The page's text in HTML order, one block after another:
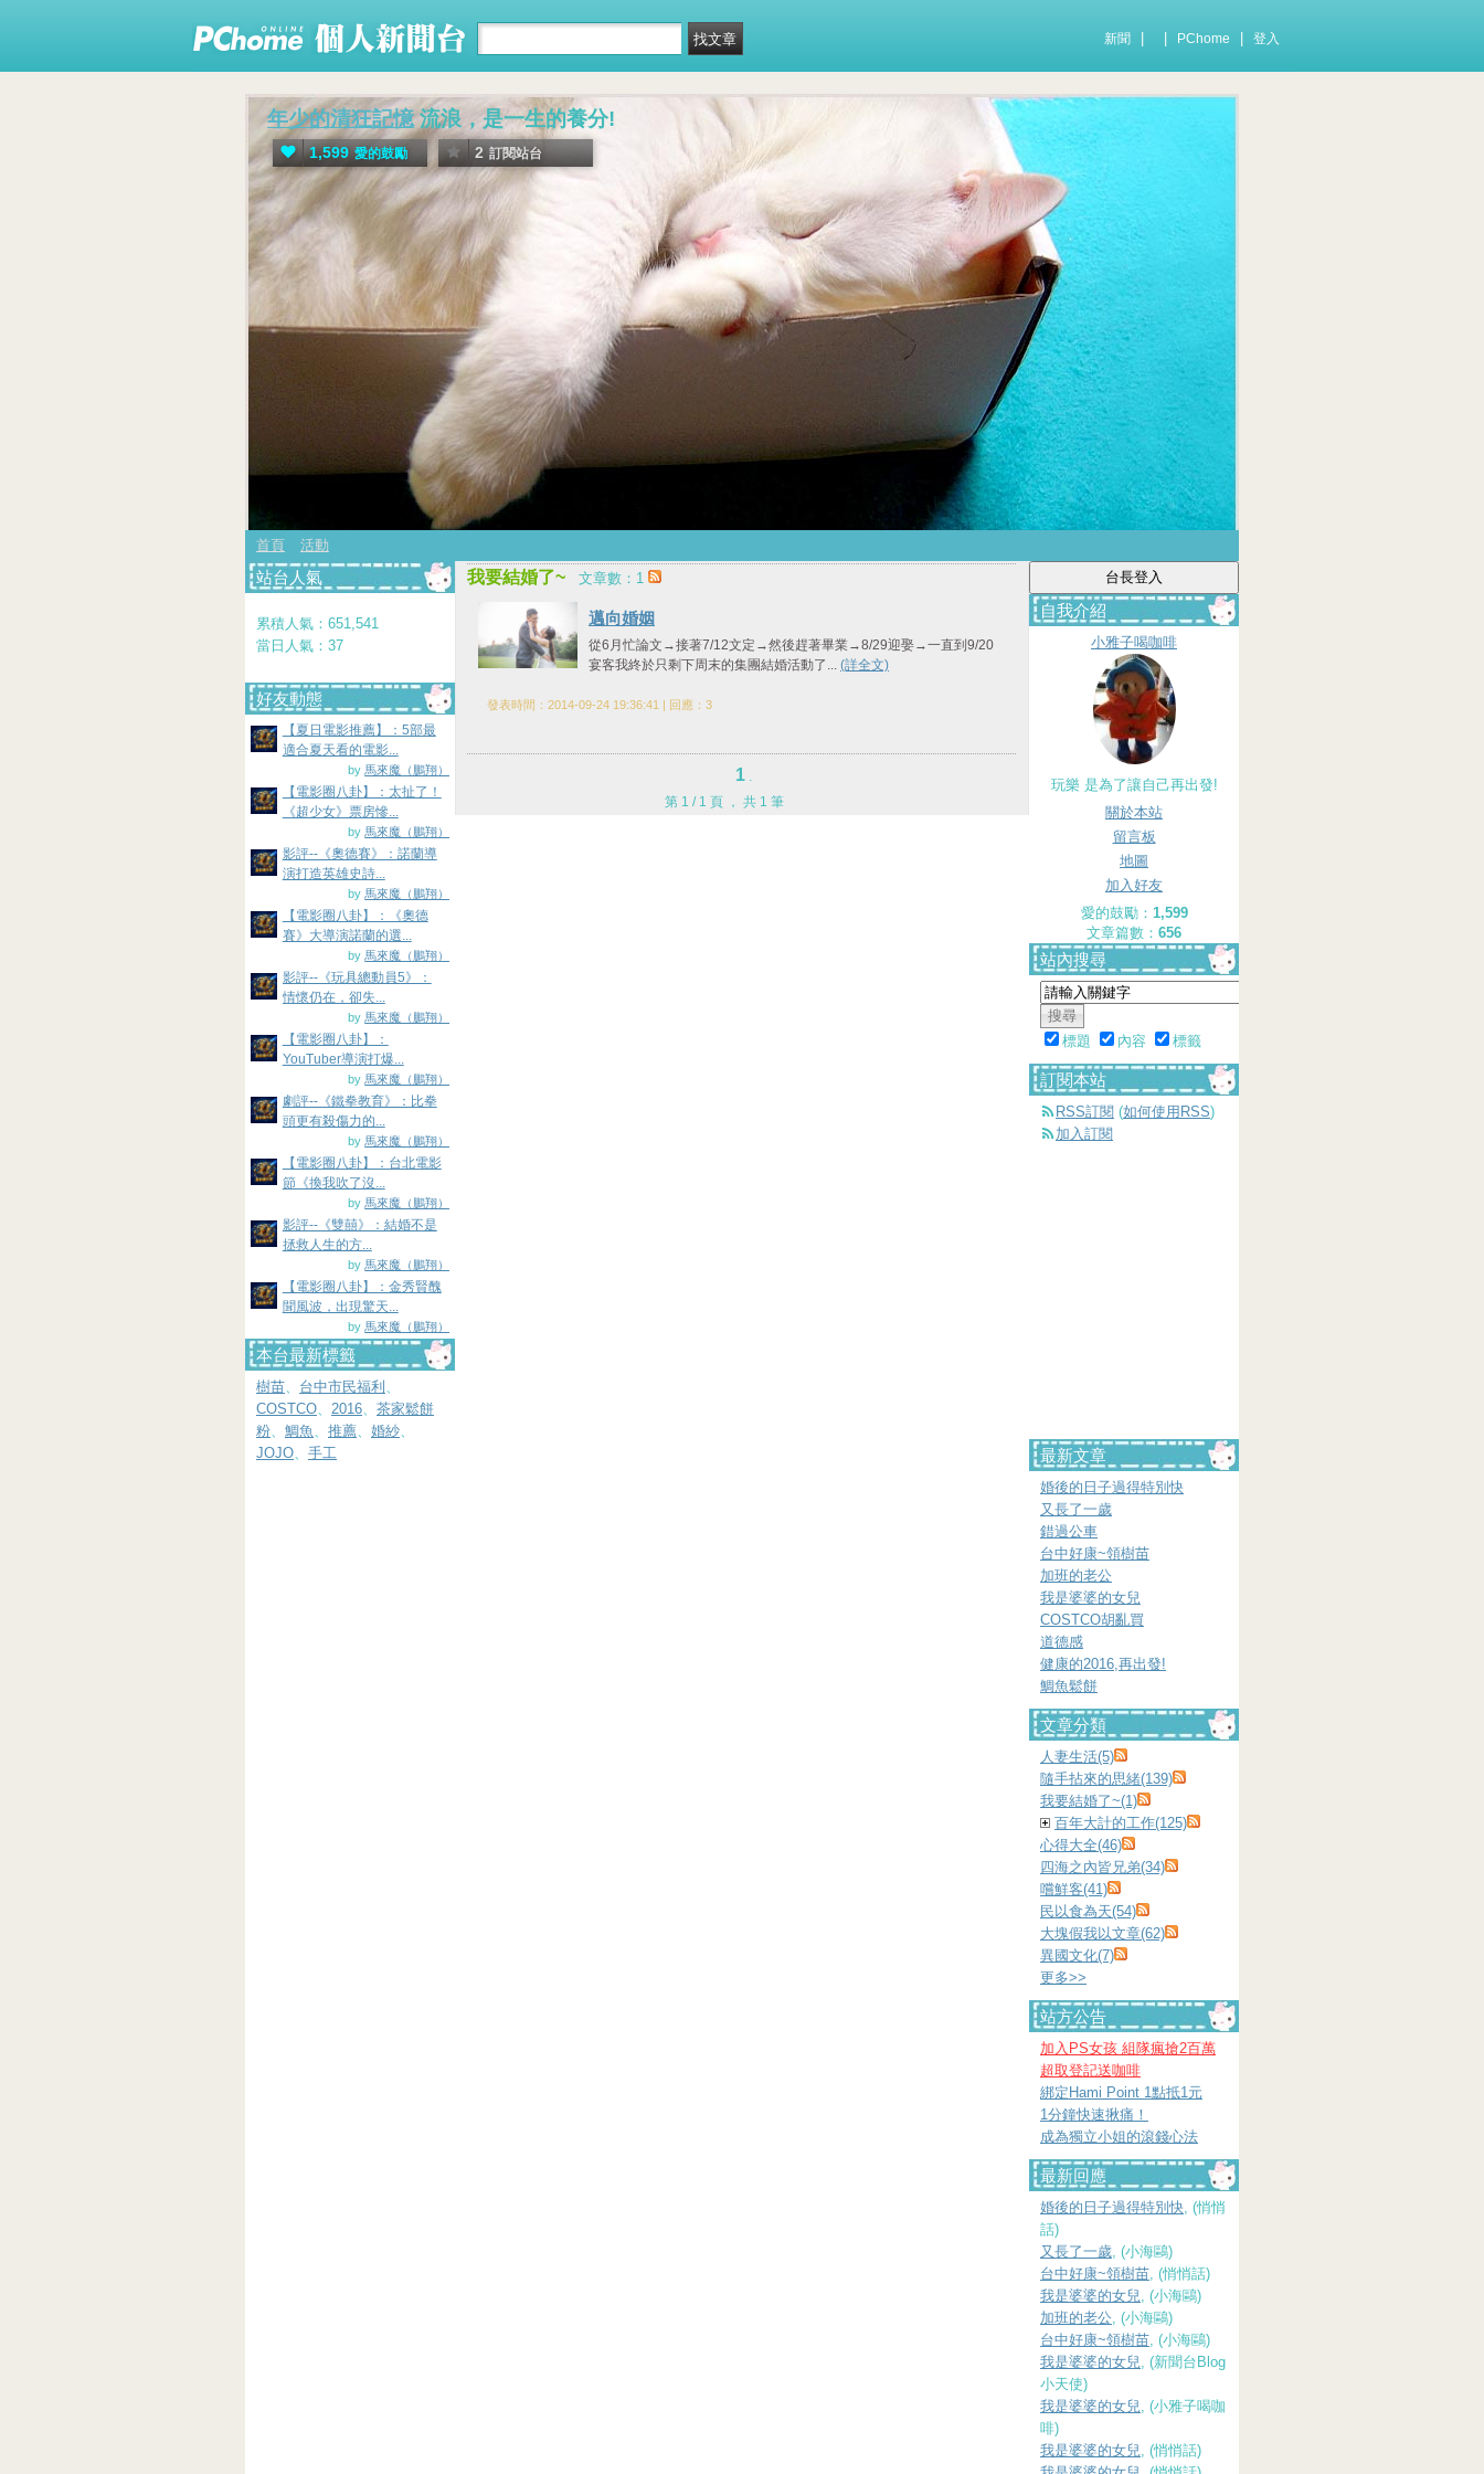
新聞 PChome 登入
年少的清狂記憶 流浪，是一生的養分!
1,599 愛的鼓勵 2 訂閱站台
首頁 活動
我要結婚了~ 文章數：1
邁向婚姻
從6月忙論文→接著7/12文定→然後趕著畢業→8/29迎娶→一直到9/20
宴客我終於只剩下周末的集團結婚活動了... (詳全文)
發表時間：2014-09-24 19:36:41 | 回應：3
1 .
第 1 / 1 頁 ， 共 1 筆
自我介紹
小雅子喝咖啡
玩樂 是為了讓自己再出發!
關於本站
留言板
地圖
加入好友
愛的鼓勵： 1,599
文章篇數： 656
站內搜尋
標題 內容 標籤
訂閱本站
RSS訂閱 (如何使用RSS)
加入訂閱
最新文章
婚後的日子過得特別快
又長了一歲
錯過公車
台中好康~領樹苗
加班的老公
我是婆婆的女兒
COSTCO胡亂買
道德感
健康的2016,再出發!
鯛魚鬆餅
文章分類
人妻生活(5)
隨手拈來的思緒(139)
我要結婚了~(1)
百年大計的工作(125)
心得大全(46)
四海之內皆兄弟(34)
嚐鮮客(41)
民以食為天(54)
大塊假我以文章(62)
異國文化(7)
更多>>
站方公告
加入PS女孩 組隊瘋搶2百萬
超取登記送咖啡
綁定Hami Point 1點抵1元
1分鐘快速揪痛！
成為獨立小姐的滾錢心法
最新回應
婚後的日子過得特別快, (悄悄
話)
又長了一歲, (小海鷗)
台中好康~領樹苗, (悄悄話)
我是婆婆的女兒, (小海鷗)
加班的老公, (小海鷗)
台中好康~領樹苗, (小海鷗)
我是婆婆的女兒, (新聞台Blog
小天使)
我是婆婆的女兒, (小雅子喝咖
啡)
我是婆婆的女兒, (悄悄話)
站台人氣
累積人氣： 651,541
當日人氣： 37
好友動態
【夏日電影推薦】：5部最
適合夏天看的電影...
by 馬來魔（鵬翔）
【電影圈八卦】：太扯了！
《超少女》票房慘...
by 馬來魔（鵬翔）
影評--《奧德賽》：諾蘭導
演打造英雄史詩...
by 馬來魔（鵬翔）
【電影圈八卦】：《奧德
賽》大導演諾蘭的選...
by 馬來魔（鵬翔）
影評--《玩具總動員5》：
情懷仍在，卻失...
by 馬來魔（鵬翔）
【電影圈八卦】：
YouTuber導演打爆...
by 馬來魔（鵬翔）
劇評--《鐵拳教育》：比拳
頭更有殺傷力的...
by 馬來魔（鵬翔）
【電影圈八卦】：台北電影
節《換我吹了沒...
by 馬來魔（鵬翔）
影評--《雙囍》：結婚不是
拯救人生的方...
by 馬來魔（鵬翔）
【電影圈八卦】：金秀賢醜
聞風波，出現驚天...
by 馬來魔（鵬翔）
本台最新標籤
樹苗、 台中市民福利 、
COSTCO、 2016、 茶家鬆餅
粉、 鯛魚、 推薦、 婚紗、
JOJO、 手工